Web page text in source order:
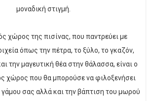
μοναδική στιγμή.
χώρος της πισίνας, που παντρεύει με
όπως την πέτρα, το ξύλο, το γκαζόν,
την μαγευτική θέα στην θάλασσα, είναι ο
χώρος που θα μπορούσε να φιλοξενήσει
σας αλλά και την βάπτιση του μωρού